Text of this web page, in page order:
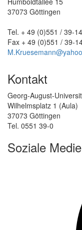
37073 Göttingen
Tel. + 49 (0)551 / 39-
Fax + 49 (0)551 / 39-
Kontakt
Georg-August-
Wilhelmsplatz 1 (Aula)
37073 Göttingen
Tel. 0551 39-0
Soziale